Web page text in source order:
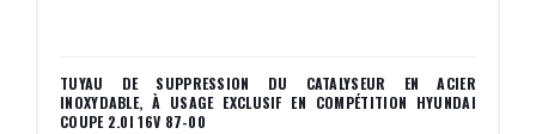
TUYAU DE SUPPRESSION DU CATALYSEUR EN ACIER
INOXYDABLE, À USAGE EXCLUSIF EN COMPÉTITION HYUNDAI
COUPE 2.0I 16V 87-00